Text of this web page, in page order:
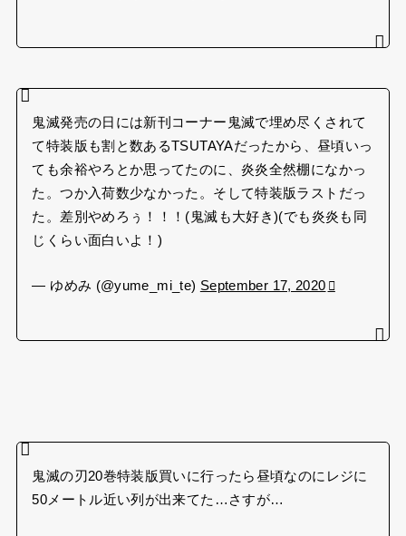
鬼滅発売の日には新刊コーナー鬼滅で埋め尽くされて
て特装版も割と数あるTSUTAYAだったから、昼頃いっ
ても余裕やろとか思ってたのに、炎炎全然棚になかっ
た。つか入荷数少なかった。そして特装版ラストだっ
た。差別やめろぅ！！！(鬼滅も大好き)(でも炎炎も同
じくらい面白いよ！)
— ゆめみ (@yume_mi_te) September 17, 2020
鬼滅の刃20巻特装版買いに行ったら昼頃なのにレジに
50メートル近い列が出来てた…さすが…